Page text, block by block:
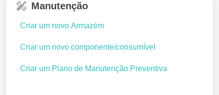
Manutenção
Criar um novo Armazém
Criar um novo componente/consumível
Criar um Plano de Manutenção Preventiva